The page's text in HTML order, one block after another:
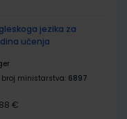
jezika za
učenja
broj ministarstva: 6897
€